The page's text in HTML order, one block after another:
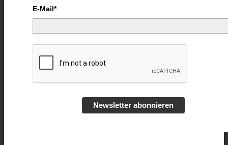
DOWNLOAD
Zigaretten (Downloads)
E-Mail*
Newsletter abonnieren